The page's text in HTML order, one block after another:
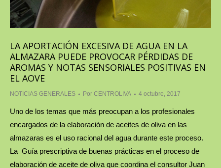
LA APORTACIÓN EXCESIVA DE AGUA EN LA
ALMAZARA PUEDE PROVOCAR PÉRDIDAS DE
AROMAS Y NOTAS SENSORIALES POSITIVAS EN
EL AOVE
NOTICIAS GENERALES Por CENTROLIVA 4 octubre, 2017
Uno de los temas que más preocupan a los profesionales
encargados de la elaboración de aceites de oliva en las
almazaras es el uso racional del agua durante este proceso.
La Guía prescriptiva de buenas prácticas en el proceso de
elaboración de aceite de oliva que coordina el consultor Juan